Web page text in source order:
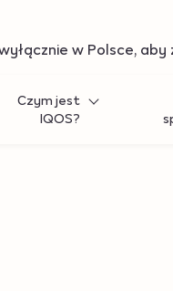
w Polsce,
Czym jest
IQOS?